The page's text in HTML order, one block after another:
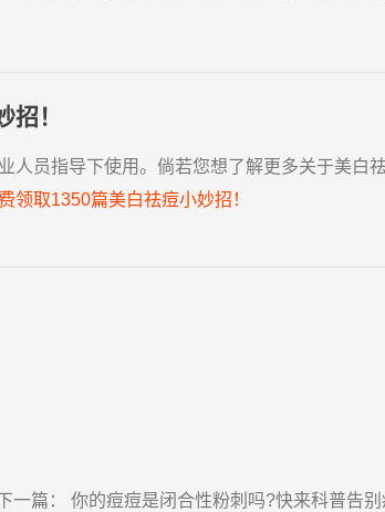
！
人员指导下使用。倘若您想了解更多关于美白
领取1350篇美白祛痘小妙招！
一篇： 你的痘痘是闭合性粉刺吗?快来科普告